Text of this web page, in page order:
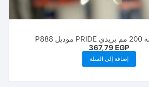
367,79 EGP
إضافة إلى السلة